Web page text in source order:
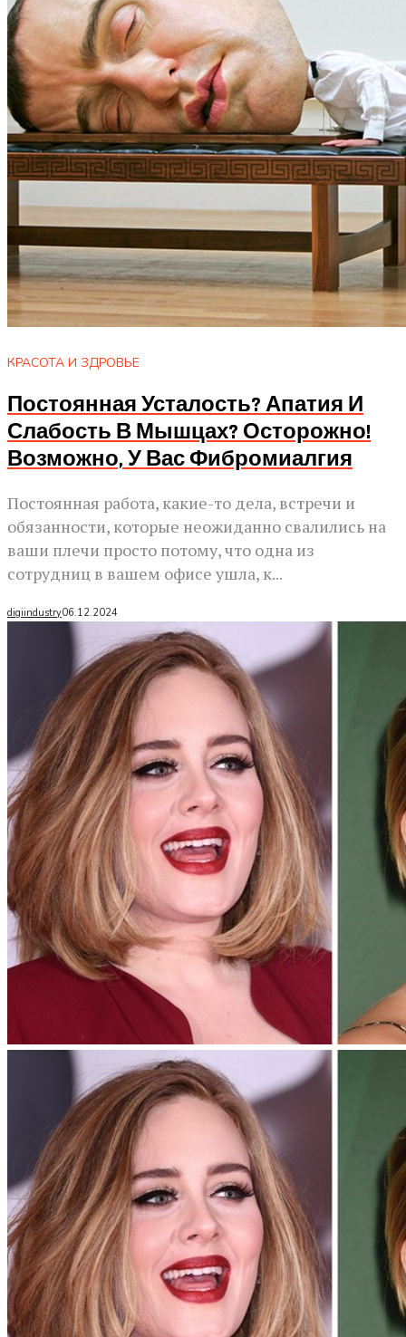
КРАСОТА И ЗДРОВЬЕ
Постоянная Усталость? Апатия И
Слабость В Мышцах? Осторожно!
Возможно, У Вас Фибромиалгия
Постоянная работа, какие-то дела, встречи и
обязанности, которые неожиданно свалились на
ваши плечи просто потому, что одна из
сотрудниц в вашем офисе ушла, к...
digiindustry06.12.2024